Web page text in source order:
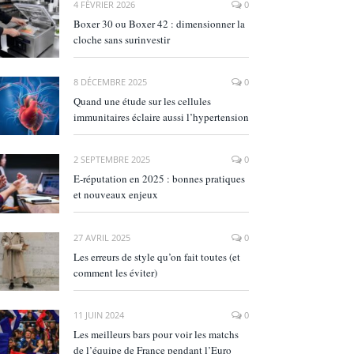
4 FÉVRIER 2026 0
Boxer 30 ou Boxer 42 : dimensionner la
cloche sans surinvestir
8 DÉCEMBRE 2025 0
Quand une étude sur les cellules
immunitaires éclaire aussi l’hypertension
2 SEPTEMBRE 2025 0
E‑réputation en 2025 : bonnes pratiques
et nouveaux enjeux
27 AVRIL 2025 0
Les erreurs de style qu’on fait toutes (et
comment les éviter)
11 JUIN 2024 0
Les meilleurs bars pour voir les matchs
de l’équipe de France pendant l’Euro